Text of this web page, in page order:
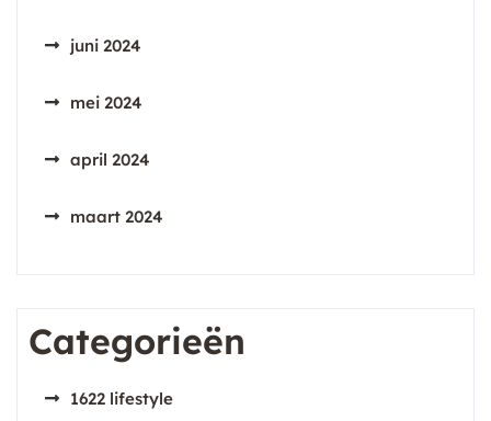
juni 2024
mei 2024
april 2024
maart 2024
Categorieën
1622 lifestyle